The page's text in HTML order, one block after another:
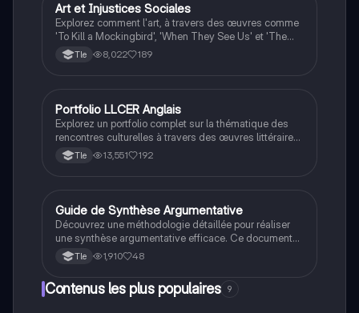
LLCE Ang
Art et Injustices Sociales
Explorez comment l'art, à travers des œuvres comme
'To Kill a Mockingbird', 'When They See Us' et 'The
Handmaid's Tale', dénonce les injustices sociales aux
États-Unis. Cette présentation aborde également le
Tle 8,022 189
LLCE Ang
Portfolio LLCER Anglais
Explorez un portfolio complet sur la thématique des
rencontres culturelles à travers des œuvres littéraires
et cinématographiques. Ce document inclut des
analyses de 'Dr. Jekyll and Mr. Hyde', 'The Curious
Swan'. Idéal pour les étudiants en LLCER anglais
cherchant à approfondir leur compréhension des
représentations de la différence et de la tolérance
dans l'art.
Tle 13,551 192
Anglais
Guide de Synthèse Argumentative
Découvrez une méthodologie détaillée pour réaliser
une synthèse argumentative efficace. Ce document
couvre les étapes essentielles, de la sélection du
sujet à la rédaction de l'introduction et de la
conclusion. Apprenez à identifier les idées clés, à les
organiser par similitudes et oppositions, et à éviter la
Tle 1,910 48
Contenus les plus populaires 9